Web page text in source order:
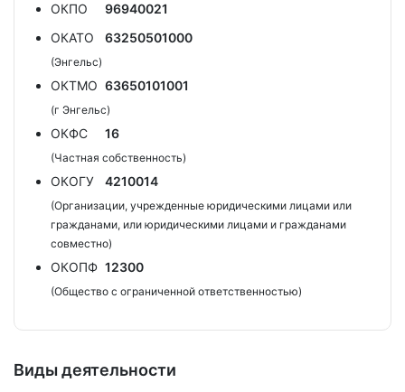
ОКПО
96940021
ОКАТО
63250501000
(Энгельс)
ОКТМО 63650101001
(г Энгельс)
ОКФС 16
(Частная собственность)
ОКОГУ 4210014
(Организации, учрежденные юридическими лицами или
гражданами, или юридическими лицами и гражданами
совместно)
ОКОПФ 12300
(Общество с ограниченной ответственностью)
Виды деятельности